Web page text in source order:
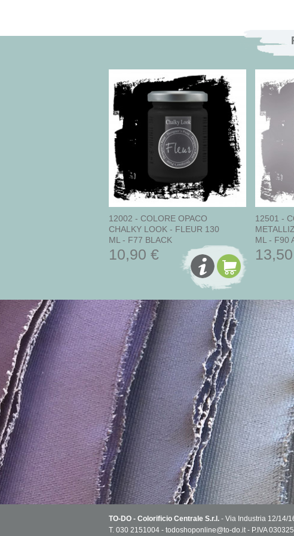
12002 - COLORE OPACO
CHALKY LOOK - FLEUR 130
ML - F77 BLACK
10,90 €
12501 -
ML - F90
TO-DO - Colorificio Centrale S.r.l. - Via Industria 12/14/
T. 030 2151004 - todoshoponline@to-do.it - P.IVA